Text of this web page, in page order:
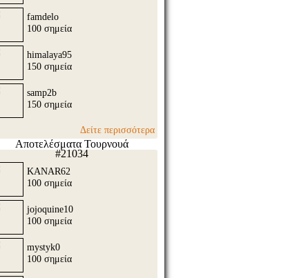
famdelo
100 σημεία
himalaya95
150 σημεία
samp2b
150 σημεία
Δείτε περισσότερα
Αποτελέσματα Τουρνουά
#21034
KANAR62
100 σημεία
jojoquine10
100 σημεία
mystyk0
100 σημεία